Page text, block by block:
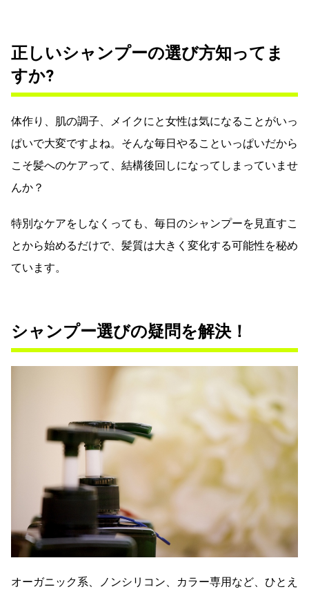
正しいシャンプーの選び方知ってま
すか?
体作り、肌の調子、メイクにと女性は気になることがいっ
ぱいで大変ですよね。そんな毎日やることいっぱいだから
こそ髪へのケアって、結構後回しになってしまっていませ
んか？
特別なケアをしなくっても、毎日のシャンプーを見直すこ
とから始めるだけで、髪質は大きく変化する可能性を秘め
ています。
シャンプー選びの疑問を解決！
オーガニック系、ノンシリコン、カラー専用など、ひとえ